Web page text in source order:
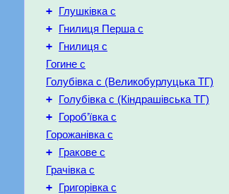
+ Глушківка с
+ Гнилиця Перша с
+
Гнилиця с
Гогине с
Голубівка с (Великобурлуцька ТГ)
+ Голубівка с (Кіндрашівська ТГ)
+
Гороб’ївка с
Горожанівка с
+
Гракове с
Грачівка с
+
Григорівка с